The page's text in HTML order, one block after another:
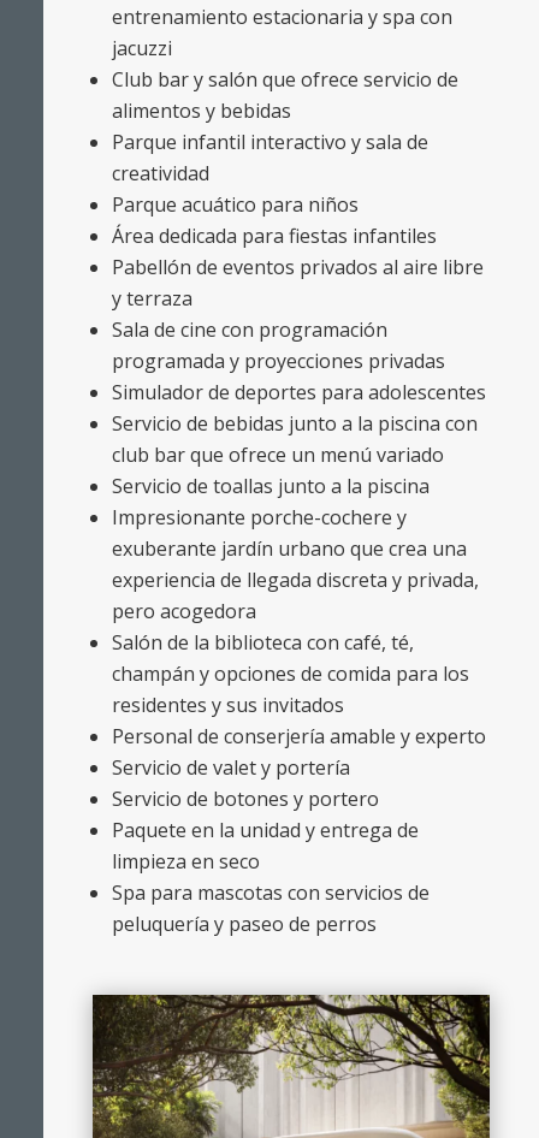
entrenamiento estacionaria y spa con
jacuzzi
Club bar y salón que ofrece servicio de
alimentos y bebidas
Parque infantil interactivo y sala de
creatividad
Parque acuático para niños
Área dedicada para fiestas infantiles
Pabellón de eventos privados al aire libre
y terraza
Sala de cine con programación
programada y proyecciones privadas
Simulador de deportes para adolescentes
Servicio de bebidas junto a la piscina con
club bar que ofrece un menú variado
Servicio de toallas junto a la piscina
Impresionante porche-cochere y
exuberante jardín urbano que crea una
experiencia de llegada discreta y privada,
pero acogedora
Salón de la biblioteca con café, té,
champán y opciones de comida para los
residentes y sus invitados
Personal de conserjería amable y experto
Servicio de valet y portería
Servicio de botones y portero
Paquete en la unidad y entrega de
limpieza en seco
Spa para mascotas con servicios de
peluquería y paseo de perros